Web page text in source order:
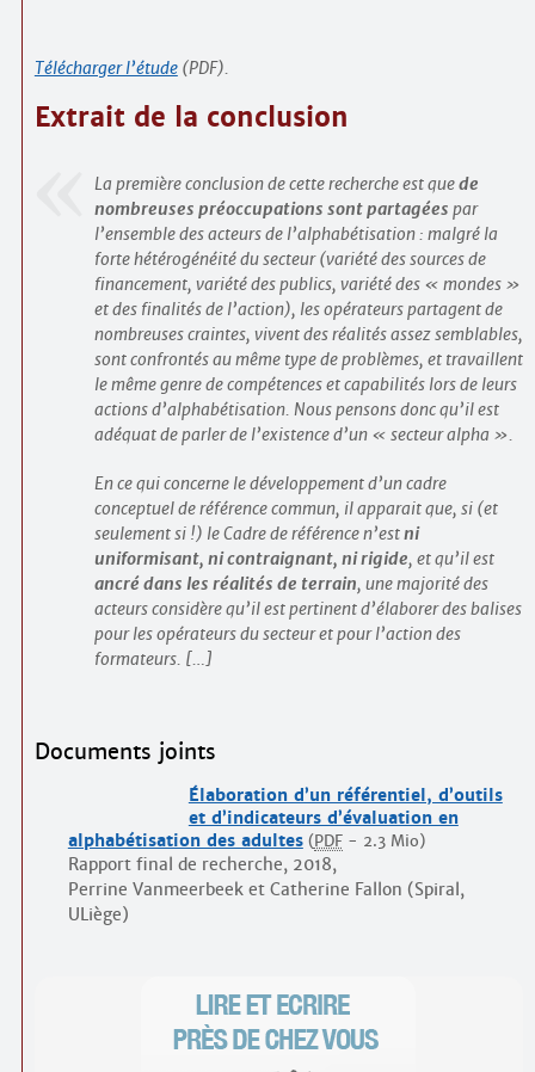
Télécharger l’étude(PDF).
Extrait de la conclusion
La première conclusion de cette recherche est quede
nombreuses préoccupations sont partagées par
l’ensemble des acteurs de l’alphabétisation : malgré la
forte hétérogénéité du secteur (variété des sources de
financement, variété des publics, variété des « mondes »
et des finalités de l’action), les opérateurs partagent de
nombreuses craintes, vivent des réalités assez semblables,
sont confrontés au même type de problèmes, et travaillent
le même genre de compétences et capabilités lors de leurs
actions d’alphabétisation. Nous pensons donc qu’il est
adéquat de parler de l’existence d’un « secteur alpha ».
En ce qui concerne le développement d’un cadre
conceptuel de référence commun, il apparait que, si (et
seulement si !) le Cadre de référence n’estni
uniformisant, ni contraignant, ni rigide, et qu’il est
ancré dans les réalités de terrain, une majorité des
acteurs considère qu’il est pertinent d’élaborer des balises
pour les opérateurs du secteur et pour l’action des
formateurs. […]
Documents joints
Élaboration d’un référentiel, d’outils
et d’indicateurs d’évaluation en
alphabétisation des adultes ( PDF- 2.3 Mio)
Rapport final de recherche, 2018,
Perrine Vanmeerbeek et Catherine Fallon (Spiral,
ULiège)